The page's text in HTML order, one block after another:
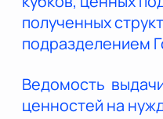
полученных
подразделением
Ведомость
ценностей на